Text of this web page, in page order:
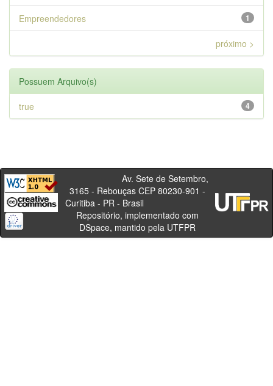
1
Empreendedores
próximo >
Possuem Arquivo(s)
4
true
Av. Sete de Setembro,
3165 - Rebouças CEP 80230-901 -
Curitiba - PR - Brasil
Repositório, implementado com
DSpace, mantido pela UTFPR